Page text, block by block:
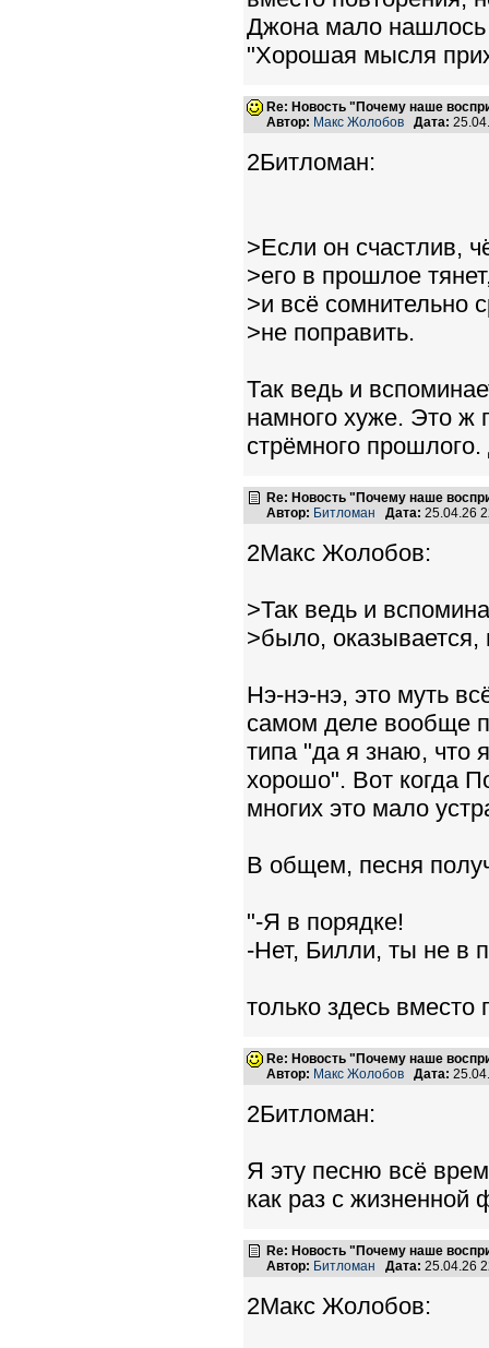
Джона мало
"Хорошая мысля
Re: Новость "Почему наше
Автор: Макс Жолобов Дата:
2Битломан:
>Если он счастлив,
>его в прошлое
>и всё сомнительно
>не поправить.
Так ведь и
намного хуже. Это ж
стрёмного
Re: Новость "Почему наше
Автор: Битломан Дата: 25.04.26
2Макс Жолобов:
>Так ведь и
>было, оказывается,
Нэ-нэ-нэ, это муть
самом деле вообще
типа "да я знаю, что
хорошо". Вот когда
многих это мало
В общем, песня
"-Я в порядке!
-Нет, Билли, ты не в
только здесь вместо
Re: Новость "Почему наше
Автор: Макс Жолобов Дата:
2Битломан:
Я эту песню всё
как раз с жизненной
Re: Новость "Почему наше
Автор: Битломан Дата: 25.04.26
2Макс Жолобов: